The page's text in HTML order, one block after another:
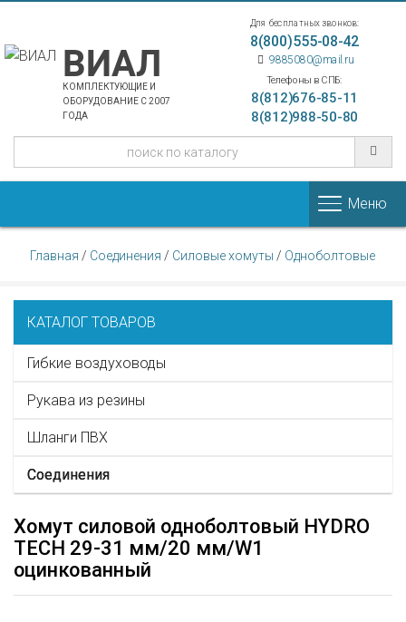
ВИАЛ
КОМПЛЕКТУЮЩИЕ И
ОБОРУДОВАНИЕ С 2007
ГОДА
Для бесплатных звонков:
8(800)555-08-42
9885080@mail.ru
Телефоны в СПБ:
8(812)676-85-11
8(812)988-50-80
Меню
Главная / Соединения / Силовые хомуты / Одноболтовые
КАТАЛОГ ТОВАРОВ
Гибкие воздуховоды
Рукава из резины
Шланги ПВХ
Соединения
Хомут силовой одноболтовый HYDRO
TECH 29-31 мм/20 мм/W1
оцинкованный